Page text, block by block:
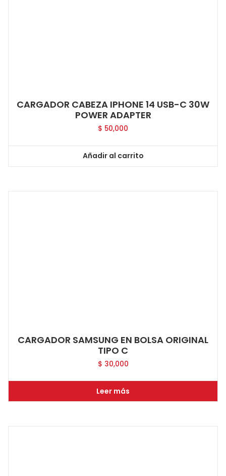
CARGADOR CABEZA IPHONE 14 USB-C 30W
POWER ADAPTER
$ 50,000
Añadir al carrito
CARGADOR SAMSUNG EN BOLSA ORIGINAL
TIPO C
$ 30,000
Leer más